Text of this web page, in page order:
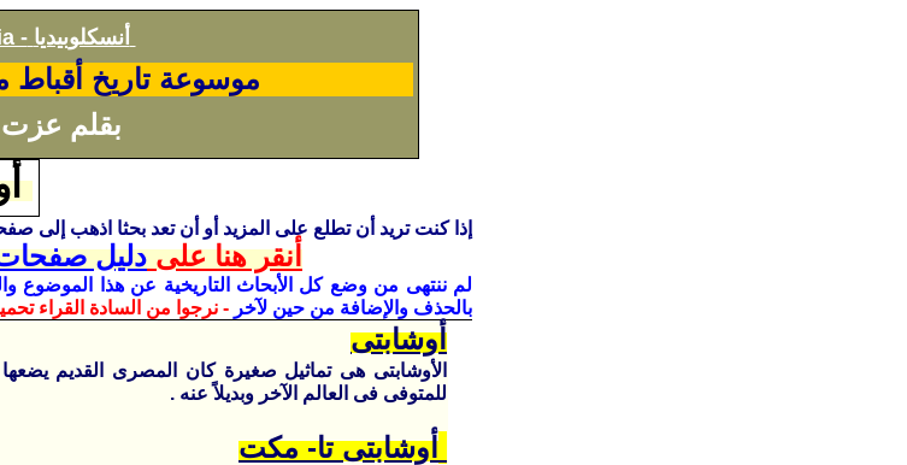
- أنسكلوبيديا
موسوعة تاريخ
بقلم
أوشابتى
إذا كنت تريد أن تطلع على المزيد أو أن تعد بحثا اذهب إلى
أنقر هنا علىدليل
لم ننتهى من وضع كل الأبحاث
التاريخية عن هذا الموضوع
بالحذف والإضافة من حين لآخر - نرجوا من السادة القراء
أوشابتى
الأوشابتى هى تماثيل صغيرة كان المصرى القديم
للمتوفى فى العالم الآخر وبديلاً عنه .
أوشابتى تا- مكت